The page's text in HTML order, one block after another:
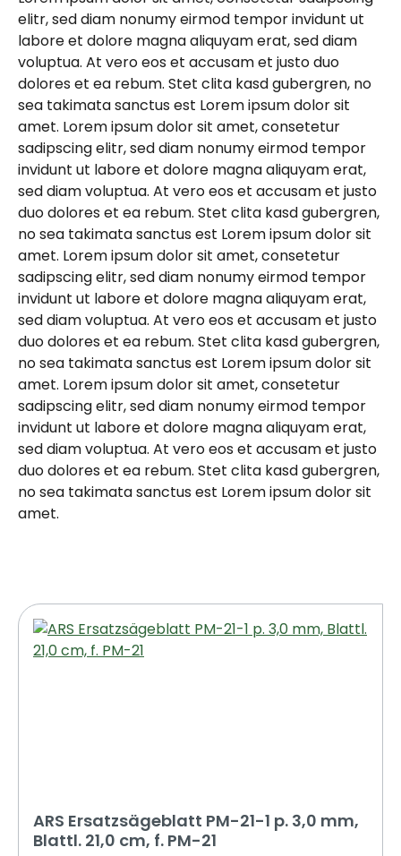
elitr, sed diam nonumy eirmod tempor invidunt ut
labore et dolore magna aliquyam erat, sed diam
voluptua. At vero eos et accusam et justo duo
dolores et ea rebum. Stet clita kasd gubergren, no
sea takimata sanctus est Lorem ipsum dolor sit
amet. Lorem ipsum dolor sit amet, consetetur
sadipscing elitr, sed diam nonumy eirmod tempor
invidunt ut labore et dolore magna aliquyam erat,
sed diam voluptua. At vero eos et accusam et justo
duo dolores et ea rebum. Stet clita kasd gubergren,
no sea takimata sanctus est Lorem ipsum dolor sit
amet. Lorem ipsum dolor sit amet, consetetur
sadipscing elitr, sed diam nonumy eirmod tempor
invidunt ut labore et dolore magna aliquyam erat,
sed diam voluptua. At vero eos et accusam et justo
duo dolores et ea rebum. Stet clita kasd gubergren,
no sea takimata sanctus est Lorem ipsum dolor sit
amet. Lorem ipsum dolor sit amet, consetetur
sadipscing elitr, sed diam nonumy eirmod tempor
invidunt ut labore et dolore magna aliquyam erat,
sed diam voluptua. At vero eos et accusam et justo
duo dolores et ea rebum. Stet clita kasd gubergren,
no sea takimata sanctus est Lorem ipsum dolor sit
amet.
ARS Ersatzsägeblatt PM-21-1 p. 3,0 mm,
Blattl. 21,0 cm, f. PM-21